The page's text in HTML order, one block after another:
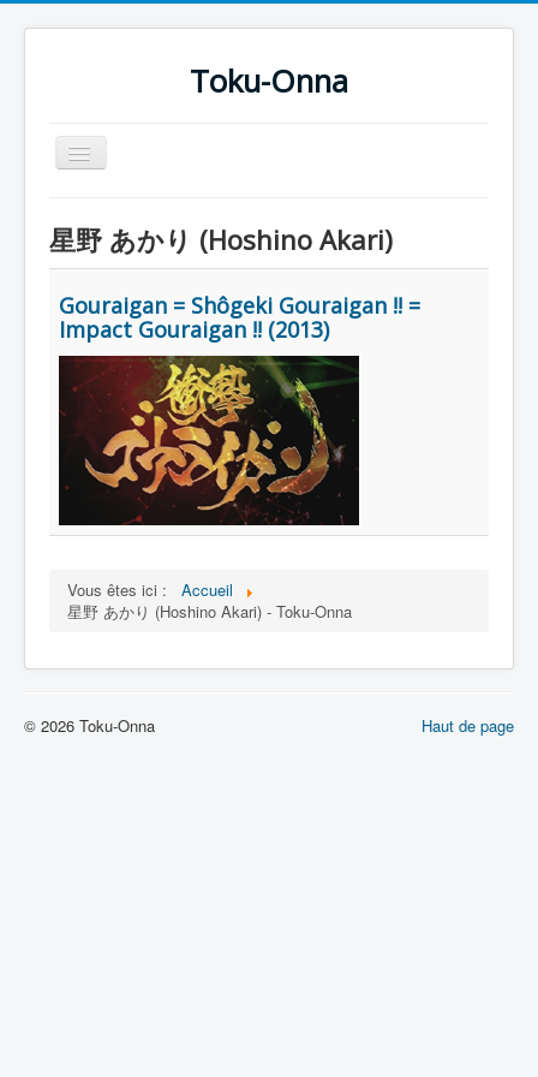
Toku-Onna
Basculer
la
Toku-Actrices
Toku-Critiques
Séries
Films
COSAA
Dessins
Artiste Asperger
Lexique
星野 あかり (Hoshino Akari)
Gouraigan = Shôgeki Gouraigan !! =
Impact Gouraigan !! (2013)
Vous êtes ici :
Accueil
星野 あかり (Hoshino Akari) - Toku-Onna
Haut de page
© 2026 Toku-Onna